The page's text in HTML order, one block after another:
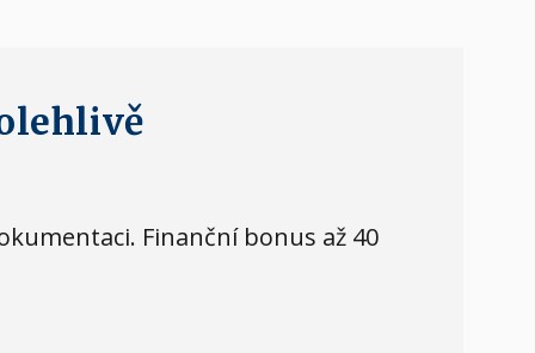
Finanční bonus až 40